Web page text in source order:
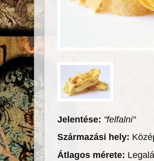
Jelentése: "felfalni"
Származási hely:
Átlagos mérete: